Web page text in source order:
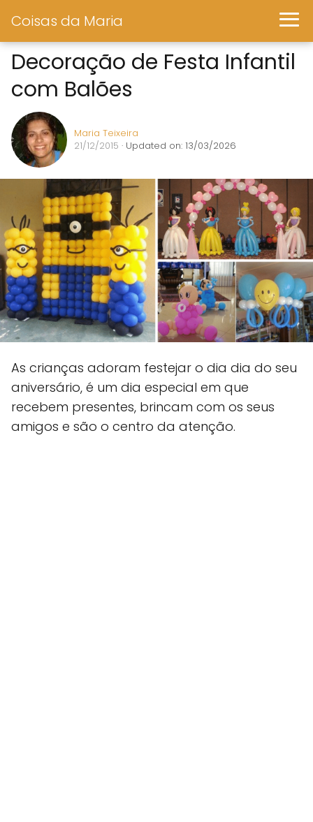
Coisas da Maria
Decoração de Festa Infantil
com Balões
Maria Teixeira
21/12/2015 · Updated on: 13/03/2026
As crianças adoram festejar o dia dia do seu
aniversário, é um dia especial em que
recebem presentes, brincam com os seus
amigos e são o centro da atenção.